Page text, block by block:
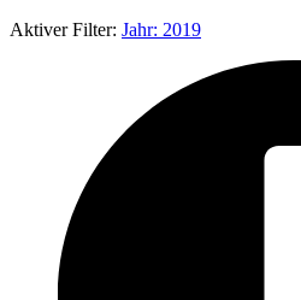
Aktiver Filter: Jahr: 2019